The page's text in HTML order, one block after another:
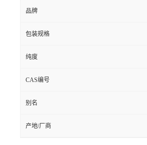
品牌
包装规格
纯度
CAS编号
别名
产地/厂商